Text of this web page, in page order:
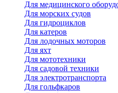
Для медицинского
Для морских судов
Для гидроциклов
Для катеров
Для лодочных моторов
Для яхт
Для мототехники
Для садовой техники
Для электротранспорта
Для гольфкаров